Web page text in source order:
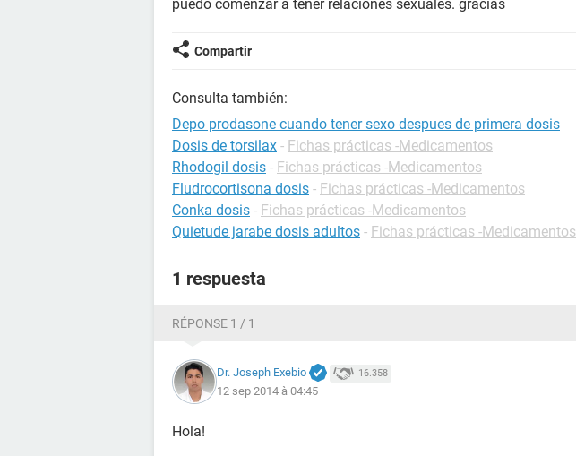
puedo comenzar a tener relaciones sexuales. gracias
Compartir
Consulta también:
Depo prodasone cuando tener sexo despues de primera dosis
Dosis de torsilax - Fichas prácticas -Medicamentos
Rhodogil dosis - Fichas prácticas -Medicamentos
Fludrocortisona dosis - Fichas prácticas -Medicamentos
Conka dosis - Fichas prácticas -Medicamentos
Quietude jarabe dosis adultos - Fichas prácticas -Medicamentos
1 respuesta
RÉPONSE 1 / 1
Dr. Joseph Exebio 16.358
12 sep 2014 à 04:45
Hola!